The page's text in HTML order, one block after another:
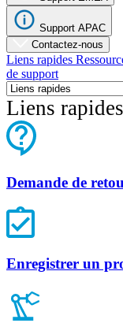
Support APAC
Contactez-nous
Liens rapides
de support
Liens rapides
Demande de
Enregistrer un